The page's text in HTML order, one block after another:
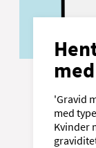
'Gravid
med
Kvinder